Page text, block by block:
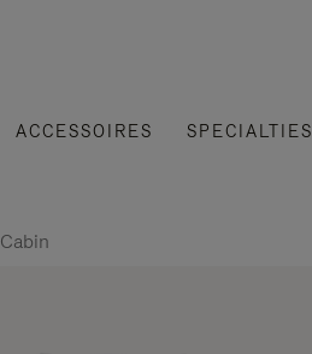
ACCESSOIRES SPECIALTIES
Cabin